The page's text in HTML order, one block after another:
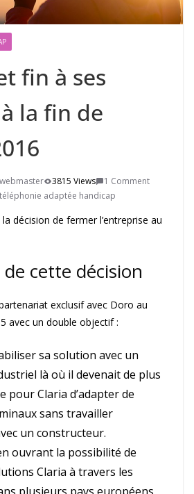
fin à ses
la fin de
webmaster 3815 Views
1 Comment
téléphonie adaptée handicap
la décision de fermer l’entreprise au
de cette décision
exclusif avec Doro au
avec un double objectif :
sa solution avec un
là où il devenait de plus
pour Claria d’adapter de
sans travailler
un constructeur.
ouvrant la possibilité de
Claria à travers les